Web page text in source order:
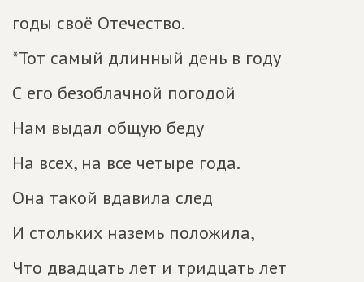
годы своё Отечество.
*Тот самый длинный день в году
С его безоблачной погодой
Нам выдал общую беду
На всех, на все четыре года.
Она такой вдавила след
И стольких наземь положила,
Что двадцать лет и тридцать лет